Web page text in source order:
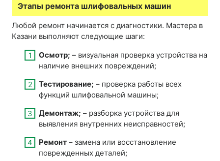
Этапы ремонта шлифовальных машин
Любой ремонт начинается с диагностики. Мастера в
Казани выполняют следующие шаги:
Осмотр; – визуальная проверка устройства на
наличие внешних повреждений;
Тестирование; – проверка работы всех
функций шлифовальной машины;
Демонтаж; – разборка устройства для
выявления внутренних неисправностей;
Ремонт – замена или восстановление
поврежденных деталей;